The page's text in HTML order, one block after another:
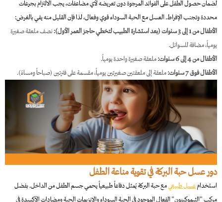
لضمان حصول الطفل على الفوائد المرجوة دون تعريضه لأي مضاعفات، يجب الالتزام بجرعات
محددة وتجنب الإفراط. العسل مع الحبة السوداء قوي وفعال، لذا فإن القليل منه يفي بالغرض:
الأطفال من 1 إلى 3 سنوات (بعد استشارة الطبيب لتخطي حاجز العمر الأول):
نصف ملعقة صغيرة
يومياً، مضافة للسوائل.
الأطفال من 4 إلى 6 سنوات:
ملعقة صغيرة واحدة يومياً.
الأطفال فوق 7 سنوات:
ملعقة إلى ملعقتين صغيرتين يومياً، مقسمة على فترتين (صباحاً ومساءً).
دور عسل حبة البركة في تقوية مناعة الطفل
استخدامعسل طبيعيمع حبة البركة يُمثل دفاعاً طبيعياً يحمي جسم الطفل من الداخل. بفضل
مركب "الثيموكينون" الفعال الموجود في الحبة السوداء والإنزيمات الحية ومضادات الأكسدة في